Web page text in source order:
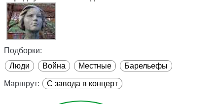
Подборки:
Люди
Война Местные Барельефы
Маршрут: С завода в концерт